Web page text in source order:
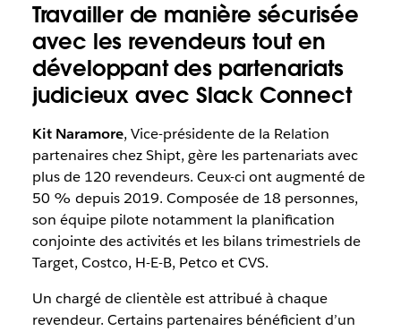
Travailler de manière sécurisée
avec les revendeurs tout en
développant des partenariats
judicieux avec Slack Connect
Kit Naramore, Vice-présidente de la Relation
partenaires chez Shipt, gère les partenariats avec
plus de 120 revendeurs. Ceux-ci ont augmenté de
50 % depuis 2019. Composée de 18 personnes,
son équipe pilote notamment la planification
conjointe des activités et les bilans trimestriels de
Target, Costco, H-E-B, Petco et CVS.
Un chargé de clientèle est attribué à chaque
revendeur. Certains partenaires bénéficient d’un